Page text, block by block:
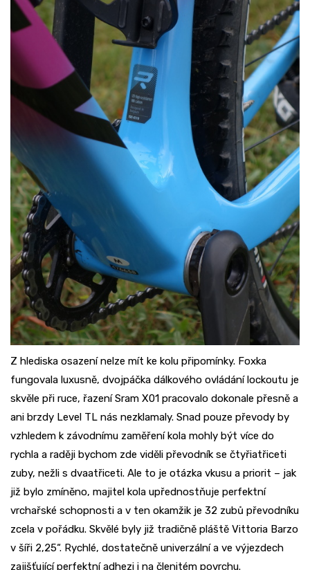
Z hlediska osazení nelze mít ke kolu připomínky. Foxka
fungovala luxusně, dvojpáčka dálkového ovládání lockoutu je
skvěle při ruce, řazení Sram X01 pracovalo dokonale přesně a
ani brzdy Level TL nás nezklamaly. Snad pouze převody by
vzhledem k závodnímu zaměření kola mohly být více do
rychla a raději bychom zde viděli převodník se čtyřiatřiceti
zuby, nežli s dvaatřiceti. Ale to je otázka vkusu a priorit – jak
již bylo zmíněno, majitel kola upřednostňuje perfektní
vrchařské schopnosti a v ten okamžik je 32 zubů převodníku
zcela v pořádku. Skvělé byly již tradičně pláště Vittoria Barzo
v šíři 2,25“. Rychlé, dostatečně univerzální a ve výjezdech
zajišťující perfektní adhezi i na členitém povrchu.